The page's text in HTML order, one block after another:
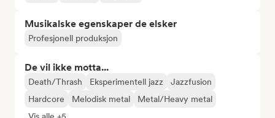
Musikalske egenskaper de elsker
Profesjonell produksjon
De vil ikke motta...
Death/Thrash Eksperimentell jazz
Jazzfusion
Hardcore
Melodisk metal
Metal/Heavy metal